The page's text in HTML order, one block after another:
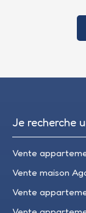
Je recherche
Vente
Vente maison
Vente